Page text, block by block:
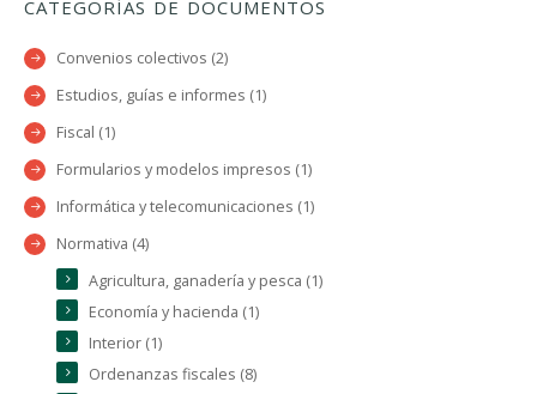
CATEGORÍAS DE DOCUMENTOS
Convenios colectivos (2)
Estudios, guías e informes (1)
Fiscal (1)
Formularios y modelos impresos (1)
Informática y telecomunicaciones (1)
Normativa (4)
Agricultura, ganadería y pesca (1)
Economía y hacienda (1)
Interior (1)
Ordenanzas fiscales (8)